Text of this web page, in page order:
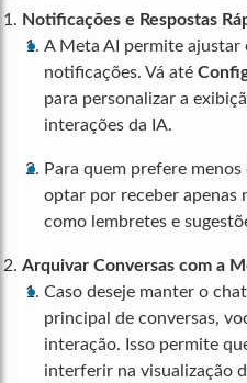
Notificações e Respostas
A Meta AI permite ajustar
notificações. Vá até
para personalizar a
interações da IA.
Para quem prefere menos
optar por receber apenas
como lembretes e
Arquivar Conversas com a
Caso deseje manter o
principal de conversas,
interação. Isso permite
interferir na visualização